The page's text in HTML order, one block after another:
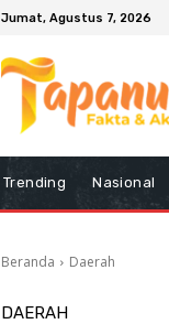
Jumat, Agustus 7, 2026
Trending Nasional
Beranda Daerah
DAERAH